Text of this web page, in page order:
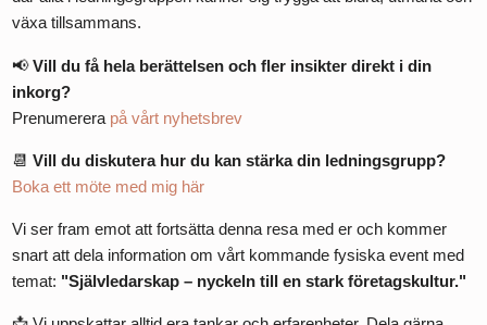
växa tillsammans.
📢Vill du få hela berättelsen och fler insikter direkt i din
inkorg?
Prenumerera på vårt nyhetsbrev
📆Vill du diskutera hur du kan stärka din ledningsgrupp?
Boka ett möte med mig här
Vi ser fram emot att fortsätta denna resa med er och kommer
snart att dela information om vårt kommande fysiska event med
temat: "Självledarskap – nyckeln till en stark företagskultur."